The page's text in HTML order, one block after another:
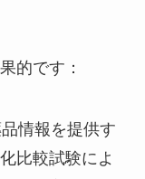
的です：
情報を提供す
比較試験によ